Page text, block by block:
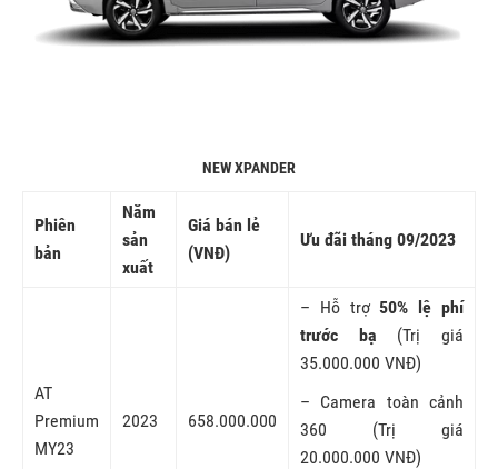
NEW XPANDER
Phiên
bản
Năm
sản
xuất
Giá bán lẻ
(VNĐ)
Ưu đãi tháng 09/2023
AT
Premium
MY23
2023 658.000.000
– Hỗ trợ50% lệ phí
trước bạ (Trị giá
35.000.000 VNĐ)
– Camera toàn cảnh
360 (Trị giá
20.000.000 VNĐ)